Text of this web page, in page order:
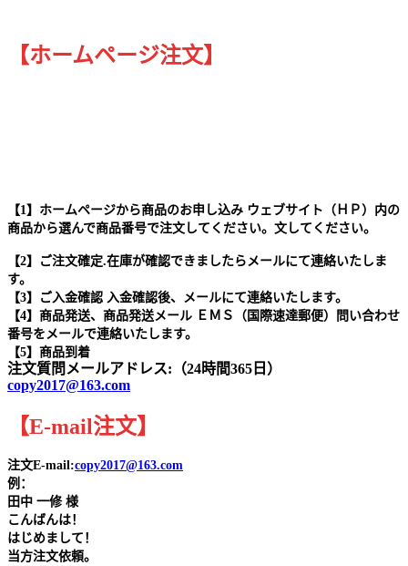
【ホームページ注文】
【1】ホームページから商品のお申し込み ウェブサイト（ＨＰ）内の
商品から選んで商品番号で注文してください。文してください。
【2】ご注文確定.在庫が確認できましたらメールにて連絡いたしま
す。
【3】ご入金確認 入金確認後、メールにて連絡いたします。
【4】商品発送、商品発送メール ＥＭＳ（国際速達郵便）問い合わせ
番号をメールで連絡いたします。
【5】商品到着
注文質問メールアドレス:（24時間365日）
copy2017@163.com
【E-mail注文】
注文E-mail:copy2017@163.com
例：
田中 一修 様
こんばんは！
はじめまして！
当方注文依頼。